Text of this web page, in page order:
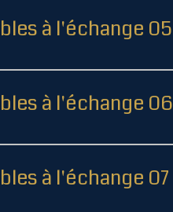
à l'échange 05
à l'échange 06
à l'échange 07